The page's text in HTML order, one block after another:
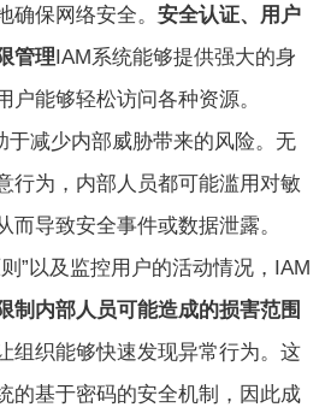
确保网络安全。安全认证、用户
管理IAM系统能够提供强大的身
户能够轻松访问各种资源。
于减少内部威胁带来的风险。无
行为，内部人员都可能滥用对敏
而导致安全事件或数据泄露。
”以及监控用户的活动情况，IAM
制内部人员可能造成的损害范围
组织能够快速发现异常行为。这
的基于密码的安全机制，因此成